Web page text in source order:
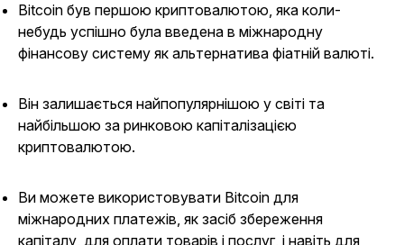
Bitcoin був першою криптовалютою, яка коли-
небудь успішно була введена в міжнародну
фінансову систему як альтернатива фіатній валюті.
Він залишається найпопулярнішою у світі та
найбільшою за ринковою капіталізацією
криптовалютою.
Ви можете використовувати Bitcoin для
міжнародних платежів, як засіб збереження
капіталу, для оплати товарів і послуг, і навіть для